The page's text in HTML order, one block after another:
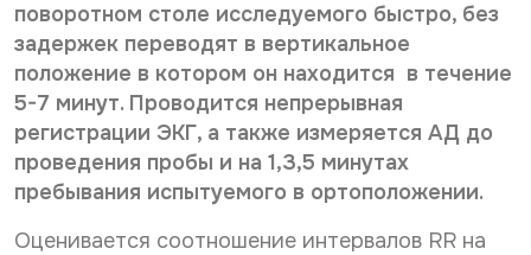
поворотном столе исследуемого быстро, без
задержек переводят в вертикальное
положение в котором он находится в тече­ние
5-7 минут. Проводится непрерывная
регистрации ЭКГ, а также измеряется АД до
проведения пробы и на 1,3,5 минутах
пребывания испытуемого в ортоположении.
Оценивается соотношение интервалов RR на